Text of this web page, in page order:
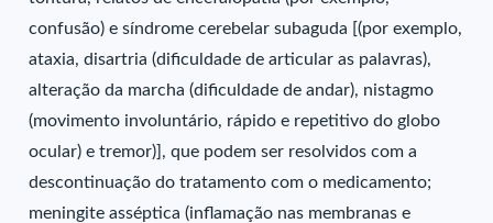
confusão) e síndrome cerebelar subaguda [(por exemplo,
ataxia, disartria (dificuldade de articular as palavras),
alteração da marcha (dificuldade de andar), nistagmo
(movimento involuntário, rápido e repetitivo do globo
ocular) e tremor)], que podem ser resolvidos com a
descontinuação do tratamento com o medicamento;
meningite asséptica (inflamação nas membranas e